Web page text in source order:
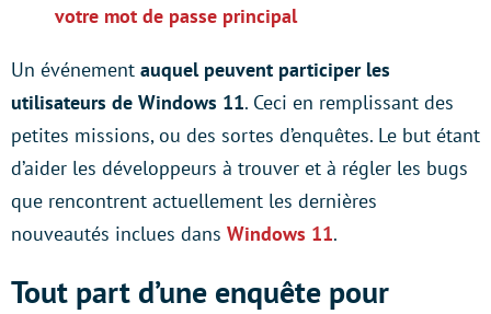
votre mot de passe principal
Un événement auquel peuvent participer les
utilisateurs de Windows 11. Ceci en remplissant des
petites missions, ou des sortes d’enquêtes. Le but étant
d’aider les développeurs à trouver et à régler les bugs
que rencontrent actuellement les dernières
nouveautés inclues dans Windows 11.
Tout part d’une enquête pour